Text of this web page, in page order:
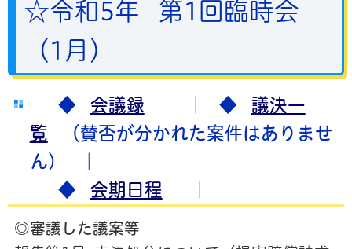
☆令和5年 第1回臨時会
（1月）
◆ 会議録 ◆ 議決一
覧 （賛否が分かれた案件はありませ
ん）
◆ 会期日程
◎審議した議案等